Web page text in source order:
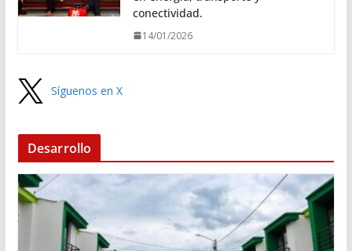
conectividad.
14/01/2026
Síguenos en X
Desarrollo